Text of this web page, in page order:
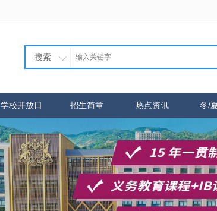
搜索
学校开放日 招生简章 热点资讯 冬/